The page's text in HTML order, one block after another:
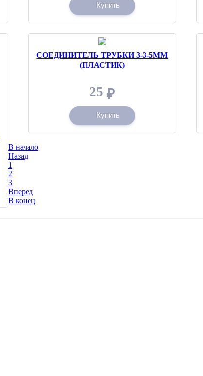
Купить
СОЕДИНИТЕЛЬ ТРУБКИ 3-3-5ММ
(ПЛАСТИК)
25 ₽
Купить
В начало
Назад
1
2
3
Вперед
В конец